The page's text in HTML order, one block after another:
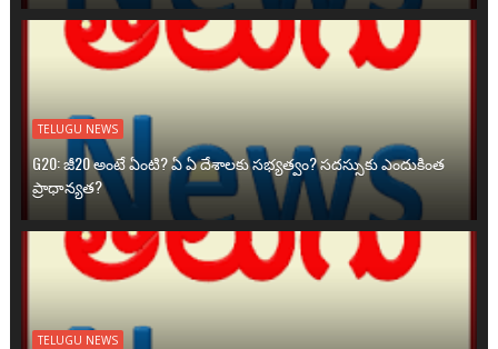
TELUGU NEWS
G20: జీ20 అంటే ఏంటి? ఏ ఏ దేశాలకు సభ్యత్వం? సదస్సుకు ఎందుకింత
ప్రాధాన్యత?
TELUGU NEWS